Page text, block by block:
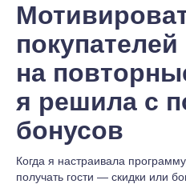
покупателей
на
я решила с
бонусов
Когда я настраивала
получать гости — скидки или